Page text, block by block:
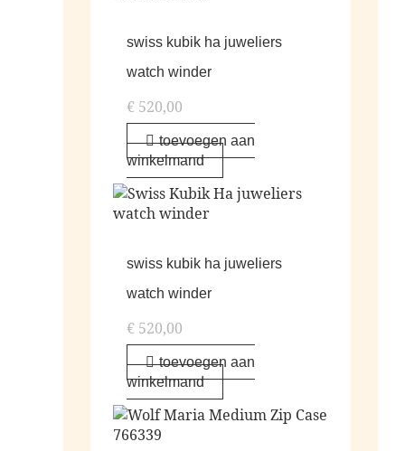
swiss kubik ha juweliers
watch winder
€ 520,00
toevoegen aan
winkelmand
swiss kubik ha juweliers
watch winder
€ 520,00
toevoegen aan
winkelmand